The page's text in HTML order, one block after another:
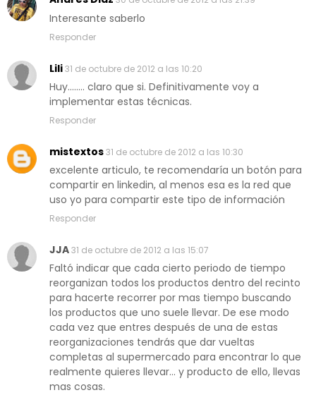
Interesante saberlo
Responder
Lili31 de octubre de 2012 a las 10:20
Huy........ claro que si. Definitivamente voy a
implementar estas técnicas.
Responder
mistextos31 de octubre de 2012 a las 10:30
excelente articulo, te recomendaría un botón para
compartir en linkedin, al menos esa es la red que
uso yo para compartir este tipo de información
Responder
JJA31 de octubre de 2012 a las 15:07
Faltó indicar que cada cierto periodo de tiempo
reorganizan todos los productos dentro del recinto
para hacerte recorrer por mas tiempo buscando
los productos que uno suele llevar. De ese modo
cada vez que entres después de una de estas
reorganizaciones tendrás que dar vueltas
completas al supermercado para encontrar lo que
realmente quieres llevar... y producto de ello, llevas
mas cosas.